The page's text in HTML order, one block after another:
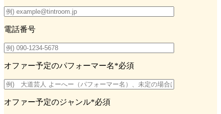
電話番号
オファー予定のパフォーマー名*必須
オファー予定のジャンル*必須